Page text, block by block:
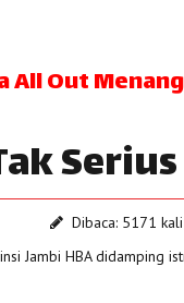
All Out
Dibaca: 5171 kali